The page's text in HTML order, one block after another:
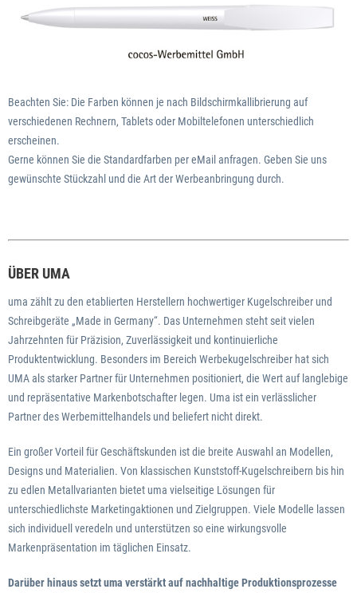
Beachten Sie: Die Farben können je nach Bildschirmkallibrierung auf
verschiedenen Rechnern, Tablets oder Mobiltelefonen unterschiedlich
erscheinen.
Gerne können Sie die Standardfarben per eMail anfragen. Geben Sie uns
gewünschte Stückzahl und die Art der Werbeanbringung durch.
ÜBER UMA
uma zählt zu den etablierten Herstellern hochwertiger Kugelschreiber und
Schreibgeräte „Made in Germany“. Das Unternehmen steht seit vielen
Jahrzehnten für Präzision, Zuverlässigkeit und kontinuierliche
Produktentwicklung. Besonders im Bereich Werbekugelschreiber hat sich
UMA als starker Partner für Unternehmen positioniert, die Wert auf langlebige
und repräsentative Markenbotschafter legen. Uma ist ein verlässlicher
Partner des Werbemittelhandels und beliefert nicht direkt.
Ein großer Vorteil für Geschäftskunden ist die breite Auswahl an Modellen,
Designs und Materialien. Von klassischen Kunststoff-Kugelschreibern bis hin
zu edlen Metallvarianten bietet uma vielseitige Lösungen für
unterschiedlichste Marketingaktionen und Zielgruppen. Viele Modelle lassen
sich individuell veredeln und unterstützen so eine wirkungsvolle
Markenpräsentation im täglichen Einsatz.
Darüber hinaus setzt uma verstärkt auf nachhaltige Produktionsprozesse